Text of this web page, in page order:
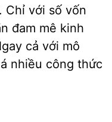
Chỉ với số vốn
đam mê kinh
cả với mô
nhiều công thức